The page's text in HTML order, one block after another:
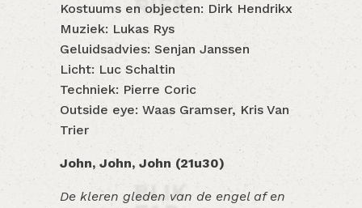
Kostuums en objecten: Dirk Hendrikx
Muziek: Lukas Rys
Geluidsadvies: Senjan Janssen
Licht: Luc Schaltin
Techniek: Pierre Coric
Outside eye: Waas Gramser, Kris Van
Trier
John, John, John (21u30)
De kleren gleden van de engel af en